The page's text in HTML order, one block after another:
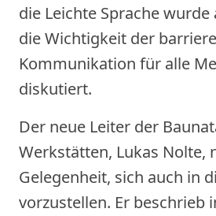
die Leichte Sprache
die Wichtigkeit der
Kommunikation für alle
diskutiert.
Der neue Leiter der
Werkstätten, Lukas Nolte,
Gelegenheit, sich auch in
vorzustellen. Er beschrieb